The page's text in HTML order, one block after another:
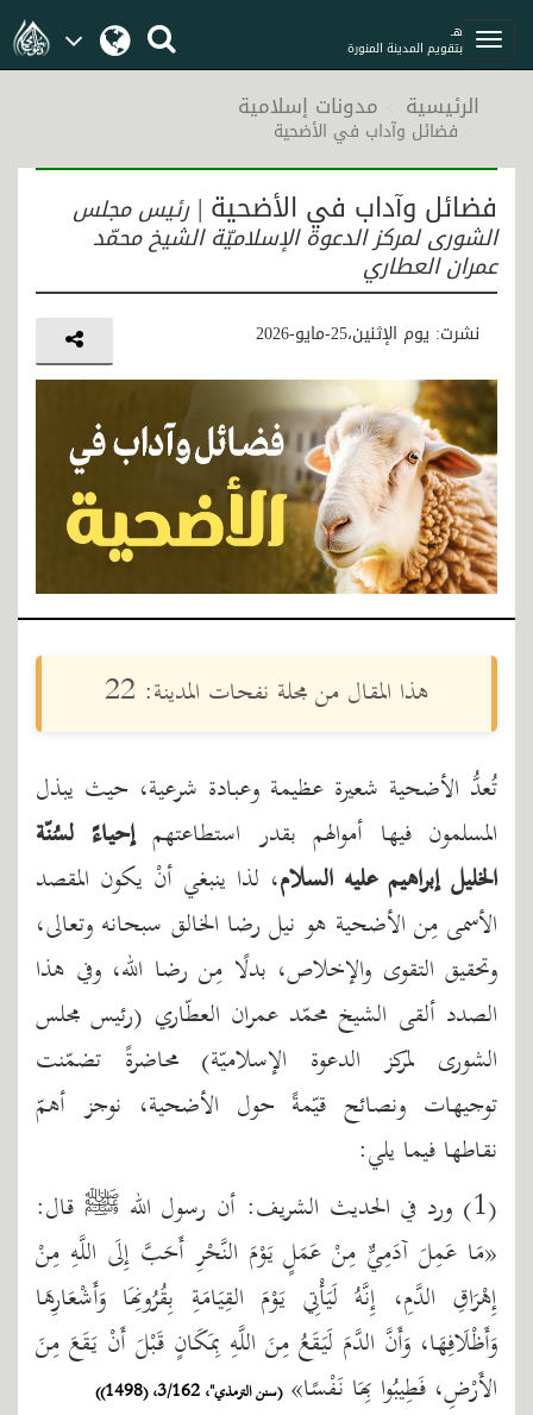
هـ
بتقويم المدينة المنورة
الرئيسية مدونات إسلامية
فضائل وآداب في الأضحیة
فضائل وآداب في الأضحیة |رئيس مجلس
الشورى لمركز الدعوة الإسلاميّة الشيخ محمّد
عمران العطاري
نشرت: يوم الإثنين،25-مايو-2026
هذا المقال من مجلة نفحات المدينة: 22
تُعدُّ الأضحية شعيرة عظيمة وعبادة شرعية، حيث يبذل
المسلمون فيها أموالهم بقدر استطاعتهمإحياءً لسُنّة
الخليل إبراهيم عليه السلام، لذا ينبغي أنْ يكون المقصد
الأسمى مِن الأضحية هو نيل رضا الخالق سبحانه وتعالى،
وتحقيق التقوى والإخلاص، بدلًا مِن رضا الله، وفي هذا
الصدد ألقى الشيخ محمّد عمران العطّاري (رئيس مجلس
الشورى لمركز الدعوة الإسلاميّة) محاضرةً تضمّنت
توجيهات ونصائح قيّمةً حول الأضحية، نوجز أهمّ
نقاطها فيما يلي:
(1) ورد في الحديث الشريف: أن رسول الله ﷺ قال:
«مَا عَمِلَ آدَمِيٌّ مِنْ عَمَلٍ يَوْمَ النَّحْرِ أَحَبَّ إِلَى اللَّهِ مِنْ
إِهْرَاقِ الدَّمِ، إِنَّهُ لَيَأْتِي يَوْمَ القِيَامَةِ بِقُرُونِهَا وَأَشْعَارِهَا
وَأَظْلَافِهَا، وَأَنَّ الدَّمَ لَيَقَعُ مِنَ اللَّهِ بِمَكَانٍ قَبْلَ أَنْ يَقَعَ مِنَ
الأَرْضِ، ‌فَطِيبُوا ‌بِهَا ‌نَفْسًا»(سنن الترمذي"، 3/162، (1498))